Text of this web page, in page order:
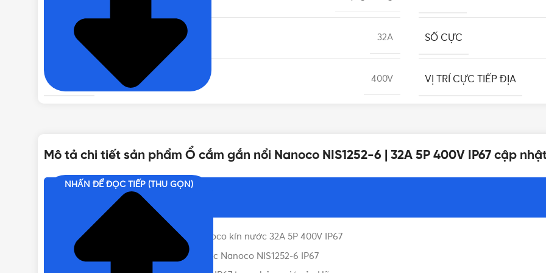
DÒNG ĐIỆN 32A SỐ CỰC
400V VỊ TRÍ CỰC TIẾP ĐỊA
TIÊU CHUẨN IEC 60309 BẢO HÀNH
NHIỆT ĐỘ HOẠT ĐỘNG
ĐÓNG GÓI
Mô tả chi tiết sản phẩm Ổ cắm gắn nổi Nanoco NIS1252-6 | 32A 5P 400V IP67 cập
Nội dung chính
Đặc điểm của Ổ cắm gắn nổi Nanoco kín nước 32A 5P 400V IP67
Catalogue Ổ cắm gắn nổi kín nước Nanoco NIS1252-6 IP67
NHẤN ĐỂ ĐỌC TIẾP (THU GỌN)